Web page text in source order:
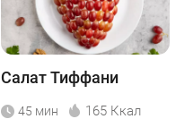
Салат Тиффани
45 мин 165 Ккал